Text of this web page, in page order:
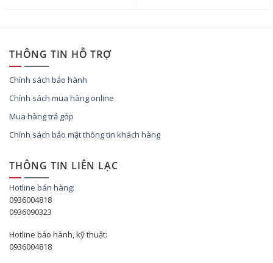
THÔNG TIN HỖ TRỢ
Chính sách bảo hành
Chính sách mua hàng online
Mua hàng trả góp
Chính sách bảo mật thông tin khách hàng
THÔNG TIN LIÊN LẠC
Hotline bán hàng:
0936004818
0936090323
Hotline bảo hành, kỹ thuật:
0936004818